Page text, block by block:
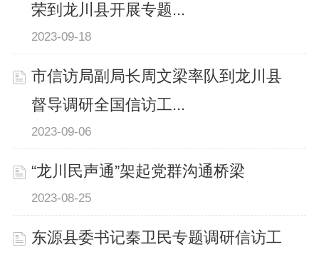
荣到龙川县开展专题...
2023-09-18
市信访局副局长周文梁率队到龙川县
督导调研全国信访工...
2023-09-06
“龙川民声通”架起党群沟通桥梁
2023-08-25
东源县委书记秦卫民专题调研信访工